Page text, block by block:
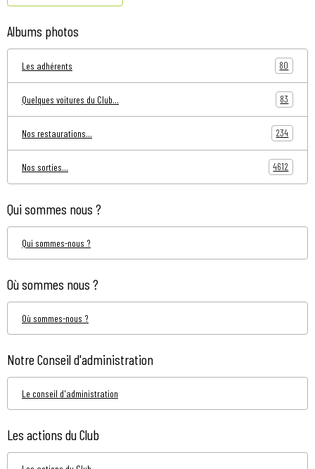
Albums photos
Les adhérents 80
Quelques voitures du Club... 83
Nos restaurations... 234
Nos sorties... 4612
Qui sommes nous ?
Qui sommes-nous ?
Où sommes nous ?
Où sommes-nous ?
Notre Conseil d'administration
Le conseil d'administration
Les actions du Club